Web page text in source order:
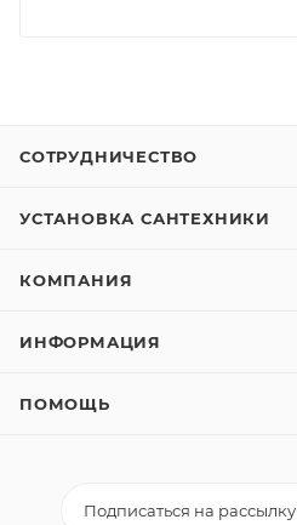
СОТРУДНИЧЕСТВО
УСТАНОВКА САНТЕХНИКИ
КОМПАНИЯ
ИНФОРМАЦИЯ
ПОМОЩЬ
Подписаться на рассылку